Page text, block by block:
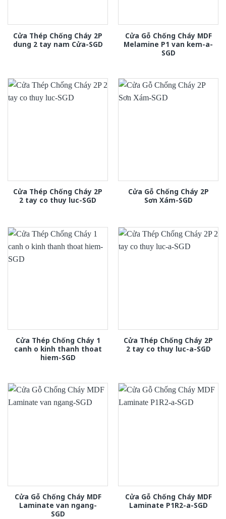
Cửa Thép Chống Cháy 2P
dung 2 tay nam Cửa-SGD
Cửa Gỗ Chống Cháy MDF
Melamine P1 van kem-a-
SGD
Cửa Thép Chống Cháy 2P
2 tay co thuy luc-SGD
Cửa Gỗ Chống Cháy 2P
Sơn Xám-SGD
Cửa Thép Chống Cháy 1
canh o kinh thanh thoat
hiem-SGD
Cửa Thép Chống Cháy 2P
2 tay co thuy luc-a-SGD
Cửa Gỗ Chống Cháy MDF
Laminate van ngang-
SGD
Cửa Gỗ Chống Cháy MDF
Laminate P1R2-a-SGD